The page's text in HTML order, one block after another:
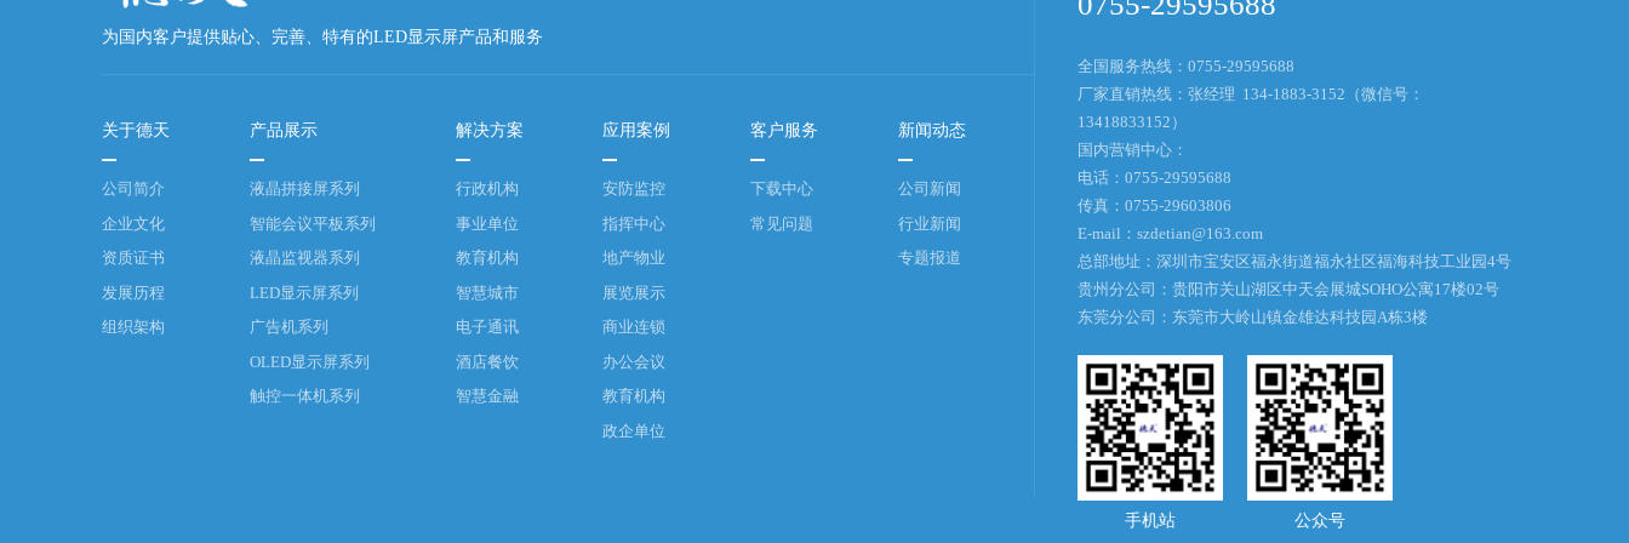
为国内客户提供贴心、完善、特有的LED显示屏产品和服务
关于德天
公司简介
企业文化
资质证书
发展历程
组织架构
产品展示
液晶拼接屏系列
智能会议平板系列
液晶监视器系列
LED显示屏系列
广告机系列
OLED显示屏系列
触控一体机系列
解决方案
行政机构
事业单位
教育机构
智慧城市
电子通讯
酒店餐饮
智慧金融
应用案例
安防监控
指挥中心
地产物业
展览展示
商业连锁
办公会议
教育机构
政企单位
客户服务
下载中心
常见问题
新闻动态
公司新闻
行业新闻
专题报道
全国服务热线：0755-29595688
厂家直销热线：张经理 134-1883-3152（微信号：
13418833152）
国内营销中心：
电话：0755-29595688
传真：0755-29603806
E-mail： szdetian@163.com
总部地址：深圳市宝安区福永街道福永社区福海科技工业园4号
贵州分公司：贵阳市关山湖区中天会展城SOHO公寓17楼02号
东莞分公司：东莞市大岭山镇金雄达科技园A栋3楼
手机站 公众号